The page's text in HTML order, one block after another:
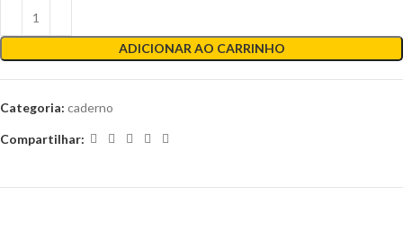
ADICIONAR AO CARRINHO
Categoria: caderno
Compartilhar: